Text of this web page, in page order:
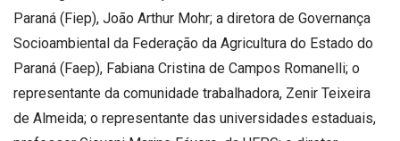
Paraná (Fiep), João Arthur Mohr; a diretora de Governança
Socioambiental da Federação da Agricultura do Estado do
Paraná (Faep), Fabiana Cristina de Campos Romanelli; o
representante da comunidade trabalhadora, Zenir Teixeira
de Almeida; o representante das universidades estaduais,